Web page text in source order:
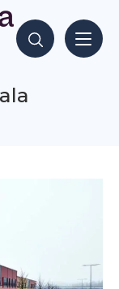
Hae sisältöjä